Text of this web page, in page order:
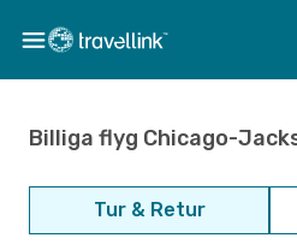
Billiga flyg Chicago-
Tur & Retur